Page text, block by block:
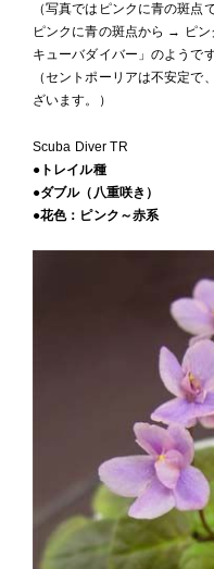
（写真ではピンクに青の斑点
ピンクに青の斑点から → ピ
キューバダイバー」のようです
（セントポーリアは不安定
ざいます。）
Scuba Diver TR
●トレイル種
●ダブル（八重咲き）
●花色：ピンク～赤系